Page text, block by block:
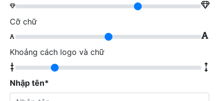
Cỡ chữ
Khoảng cách logo và chữ
Nhập tên*